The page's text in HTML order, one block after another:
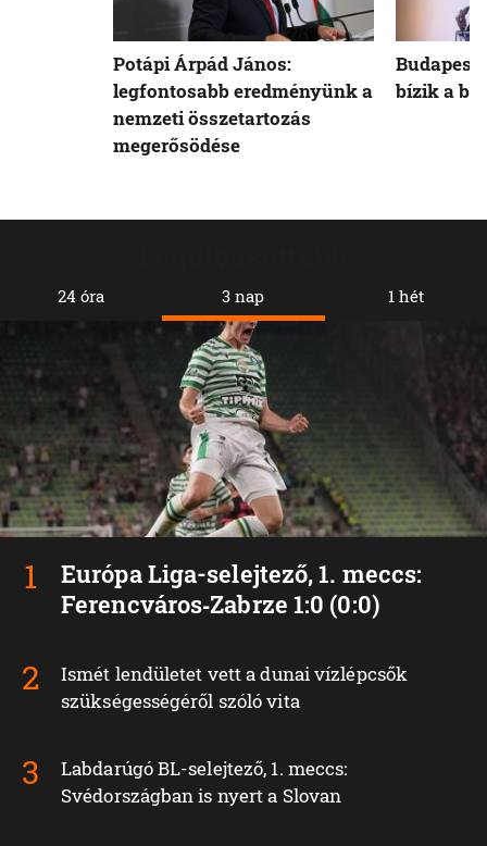
24 óra 3 nap
Európa Liga-selejtező, 1. meccs:
Ferencváros‑Zabrze 1:0 (0:0)
Ismét lendületet vett a dunai vízlépcsők
szükségességéről szóló vita
Labdarúgó BL-selejtező, 1. meccs:
Svédországban is nyert a Slovan
1 hét
Potápi Árpád János:
legfontosabb eredményünk a
nemzeti összetartozás
megerősödése
Budapest
bízik a